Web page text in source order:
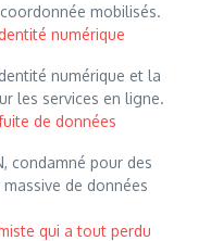
mobilisés.
numérique
numérique et la
les services en ligne.
de données
condamné pour des
de données
qui a tout perdu